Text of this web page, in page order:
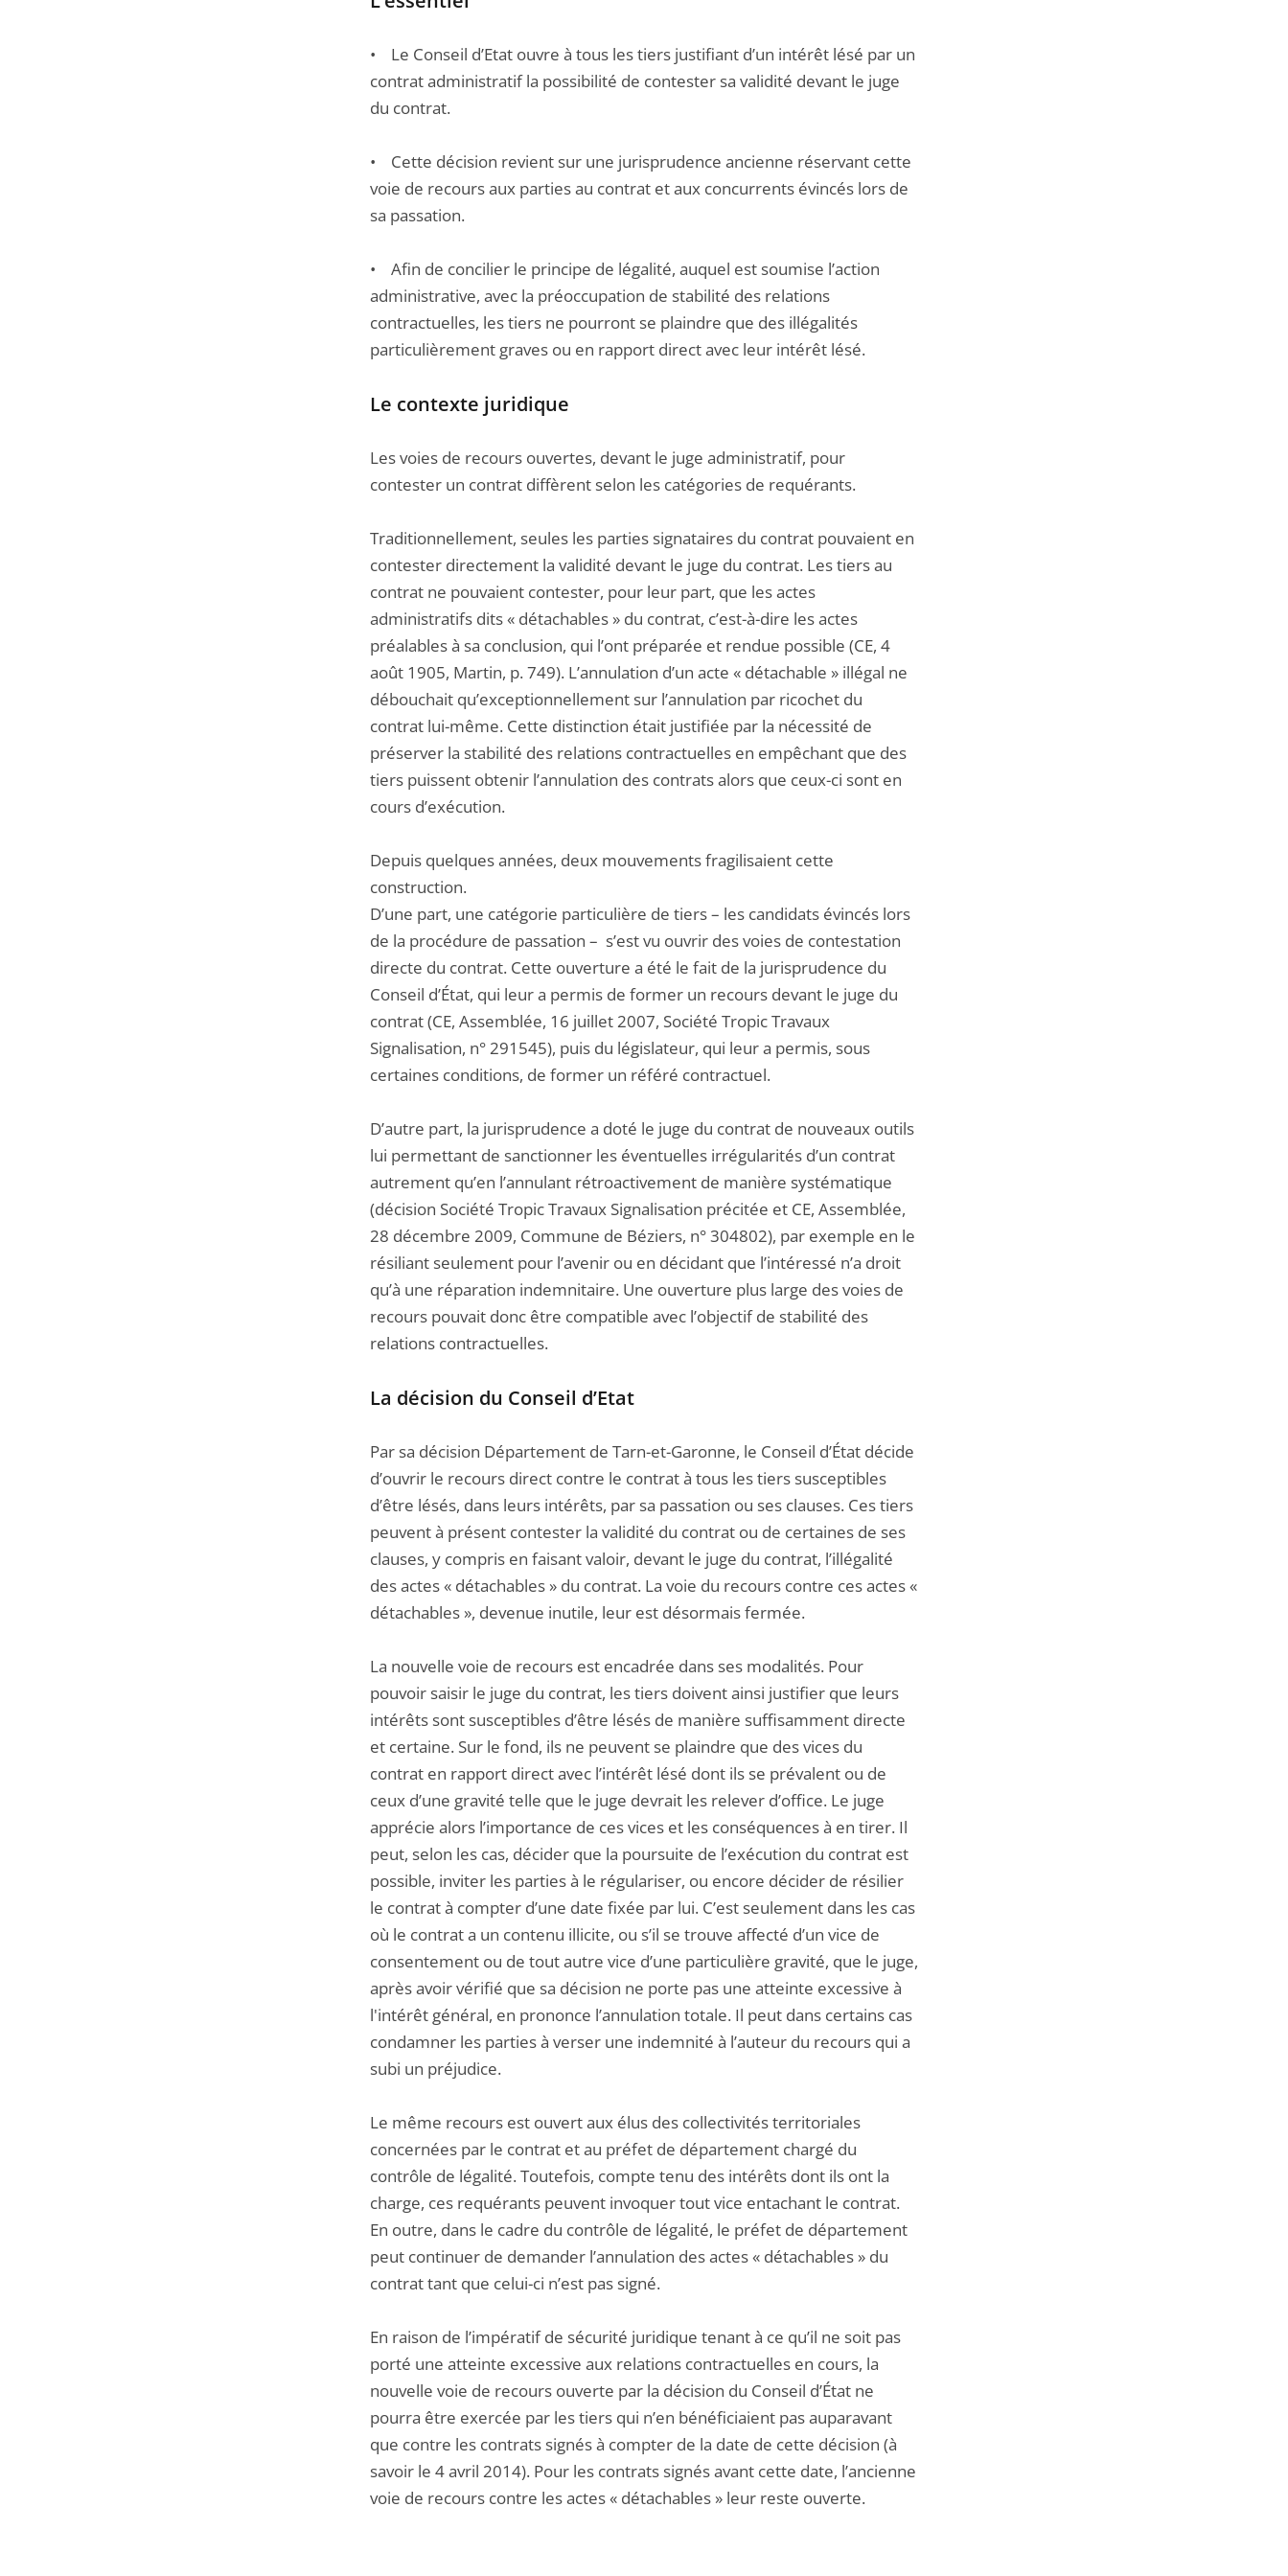
• Le Conseil d’Etat ouvre à tous les tiers justifiant d’un intérêt lésé par un
contrat administratif la possibilité de contester sa validité devant le juge
du contrat.
• Cette décision revient sur une jurisprudence ancienne réservant cette
voie de recours aux parties au contrat et aux concurrents évincés lors de
sa passation.
• Afin de concilier le principe de légalité, auquel est soumise l’action
administrative, avec la préoccupation de stabilité des relations
contractuelles, les tiers ne pourront se plaindre que des illégalités
particulièrement graves ou en rapport direct avec leur intérêt lésé.
Le contexte juridique
Les voies de recours ouvertes, devant le juge administratif, pour
contester un contrat diffèrent selon les catégories de requérants.
Traditionnellement, seules les parties signataires du contrat pouvaient en
contester directement la validité devant le juge du contrat. Les tiers au
contrat ne pouvaient contester, pour leur part, que les actes
administratifs dits « détachables » du contrat, c’est-à-dire les actes
préalables à sa conclusion, qui l’ont préparée et rendue possible (CE, 4
août 1905, Martin, p. 749). L’annulation d’un acte « détachable » illégal ne
débouchait qu’exceptionnellement sur l’annulation par ricochet du
contrat lui-même. Cette distinction était justifiée par la nécessité de
préserver la stabilité des relations contractuelles en empêchant que des
tiers puissent obtenir l’annulation des contrats alors que ceux-ci sont en
cours d’exécution.
Depuis quelques années, deux mouvements fragilisaient cette
construction.
D’une part, une catégorie particulière de tiers – les candidats évincés lors
de la procédure de passation – s’est vu ouvrir des voies de contestation
directe du contrat. Cette ouverture a été le fait de la jurisprudence du
Conseil d’État, qui leur a permis de former un recours devant le juge du
contrat (CE, Assemblée, 16 juillet 2007, Société Tropic Travaux
Signalisation, n° 291545), puis du législateur, qui leur a permis, sous
certaines conditions, de former un référé contractuel.
D’autre part, la jurisprudence a doté le juge du contrat de nouveaux outils
lui permettant de sanctionner les éventuelles irrégularités d’un contrat
autrement qu’en l’annulant rétroactivement de manière systématique
(décision Société Tropic Travaux Signalisation précitée et CE, Assemblée,
28 décembre 2009, Commune de Béziers, n° 304802), par exemple en le
résiliant seulement pour l’avenir ou en décidant que l’intéressé n’a droit
qu’à une réparation indemnitaire. Une ouverture plus large des voies de
recours pouvait donc être compatible avec l’objectif de stabilité des
relations contractuelles.
La décision du Conseil d’Etat
Par sa décision Département de Tarn-et-Garonne, le Conseil d’État décide
d’ouvrir le recours direct contre le contrat à tous les tiers susceptibles
d’être lésés, dans leurs intérêts, par sa passation ou ses clauses. Ces tiers
peuvent à présent contester la validité du contrat ou de certaines de ses
clauses, y compris en faisant valoir, devant le juge du contrat, l’illégalité
des actes « détachables » du contrat. La voie du recours contre ces actes «
détachables », devenue inutile, leur est désormais fermée.
La nouvelle voie de recours est encadrée dans ses modalités. Pour
pouvoir saisir le juge du contrat, les tiers doivent ainsi justifier que leurs
intérêts sont susceptibles d’être lésés de manière suffisamment directe
et certaine. Sur le fond, ils ne peuvent se plaindre que des vices du
contrat en rapport direct avec l’intérêt lésé dont ils se prévalent ou de
ceux d’une gravité telle que le juge devrait les relever d’office. Le juge
apprécie alors l’importance de ces vices et les conséquences à en tirer. Il
peut, selon les cas, décider que la poursuite de l’exécution du contrat est
possible, inviter les parties à le régulariser, ou encore décider de résilier
le contrat à compter d’une date fixée par lui. C’est seulement dans les cas
où le contrat a un contenu illicite, ou s’il se trouve affecté d’un vice de
consentement ou de tout autre vice d’une particulière gravité, que le juge,
après avoir vérifié que sa décision ne porte pas une atteinte excessive à
l'intérêt général, en prononce l’annulation totale. Il peut dans certains cas
condamner les parties à verser une indemnité à l’auteur du recours qui a
subi un préjudice.
Le même recours est ouvert aux élus des collectivités territoriales
concernées par le contrat et au préfet de département chargé du
contrôle de légalité. Toutefois, compte tenu des intérêts dont ils ont la
charge, ces requérants peuvent invoquer tout vice entachant le contrat.
En outre, dans le cadre du contrôle de légalité, le préfet de département
peut continuer de demander l’annulation des actes « détachables » du
contrat tant que celui-ci n’est pas signé.
En raison de l’impératif de sécurité juridique tenant à ce qu’il ne soit pas
porté une atteinte excessive aux relations contractuelles en cours, la
nouvelle voie de recours ouverte par la décision du Conseil d’État ne
pourra être exercée par les tiers qui n’en bénéficiaient pas auparavant
que contre les contrats signés à compter de la date de cette décision (à
savoir le 4 avril 2014). Pour les contrats signés avant cette date, l’ancienne
voie de recours contre les actes « détachables » leur reste ouverte.